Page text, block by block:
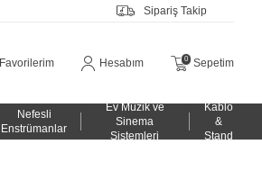
Sipariş Takip
Favorilerim Hesabım 0 Sepetim
Nefesli
Enstrümanlar
Ev Müzik ve
Sinema
Sistemleri
Kablo
&
Stand